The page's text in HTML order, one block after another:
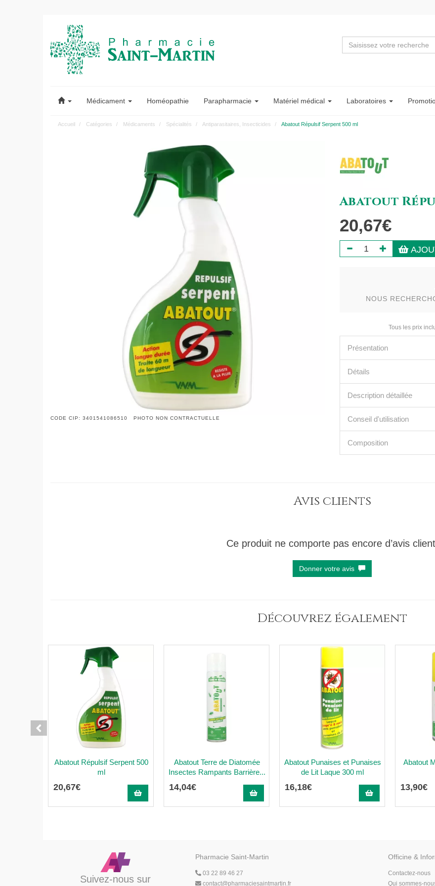
Saint-
Martin
Médicament Homéopathie Parapharmacie Matériel médical Laboratoires
Accueil Catégories Médicaments Spécialités Antiparasitaires, Insecticides Abatout Répulsif Serpent 500 ml
CODE CIP: 3401541086510 PHOTO NON CONTRACTUELLE
Abatout
20,67€
NOUS
Tous les prix
Présentation
Détails
Description détaillée
Conseil d'utilisation
Composition
Avis clients
Ce produit ne comporte pas encore d’avis
Donner votre avis
Découvrez également
Abatout Répulsif Serpent 500
ml
20,67€
Abatout Terre de Diatomée
Insectes Rampants Barrière...
14,04€
Abatout Punaises et Punaises
de Lit Laque 300 ml
16,18€
Abatout
13,90€
Suivez-nous sur
Pharmacie Saint-Martin
03 22 89 46 27
contact@pharmaciesaintmartin.fr
Officine &
Contactez-nous
Qui sommes-